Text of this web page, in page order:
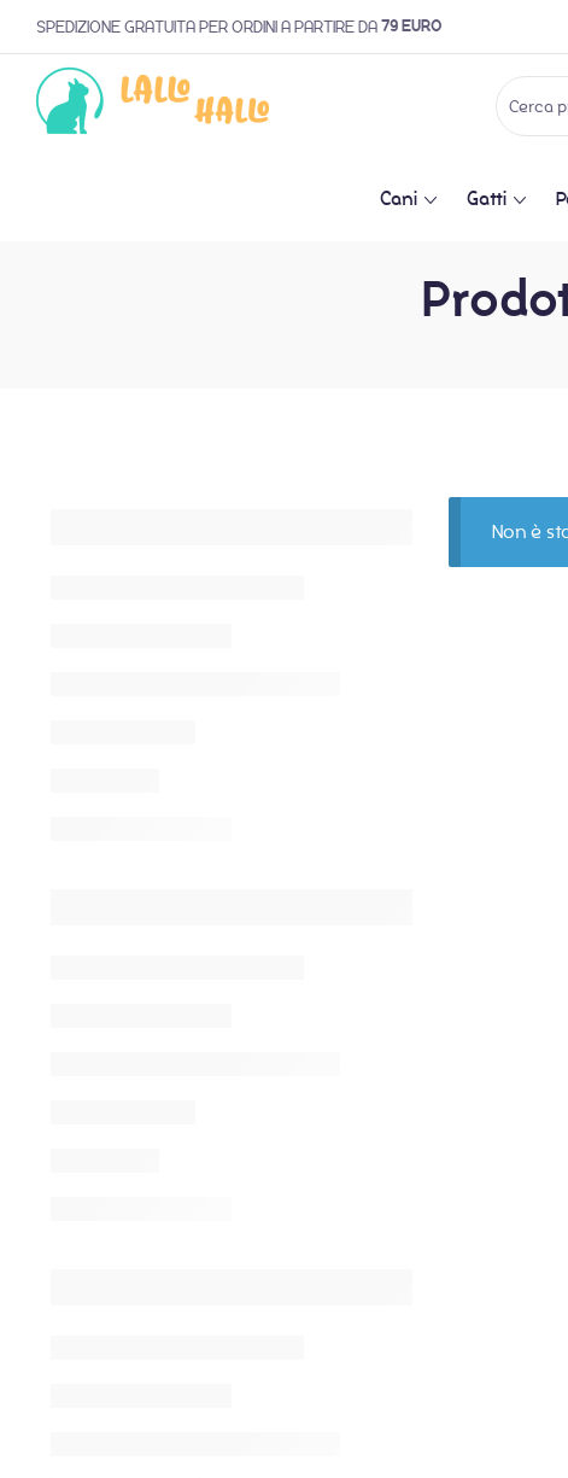
SPEDIZIONE GRATUITA PER ORDINI A PARTIRE DA79 EURO
Cani Gatti
Non è